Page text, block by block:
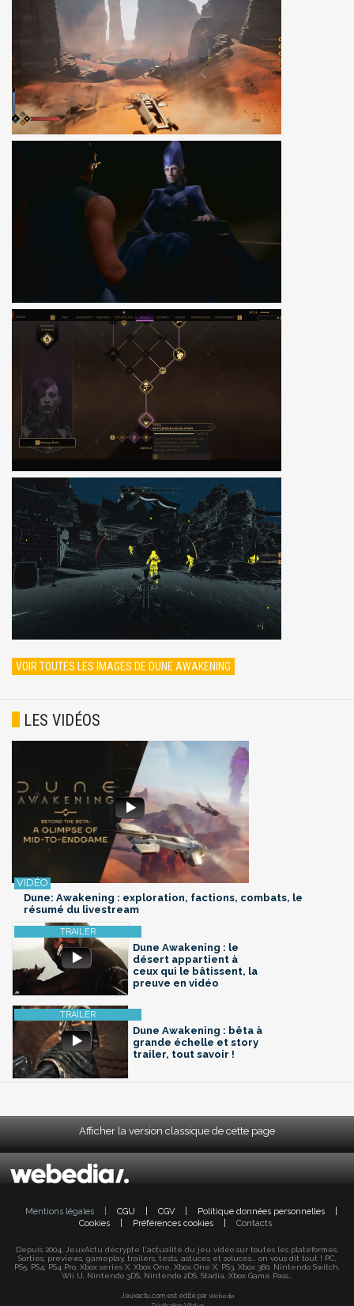
VOIR TOUTES LES IMAGES DE DUNE AWAKENING
LES VIDÉOS
Dune: Awakening : exploration, factions, combats, le
résumé du livestream
Dune Awakening : le
désert appartient à
ceux qui le bâtissent, la
preuve en vidéo
Dune Awakening : bêta à
grande échelle et story
trailer, tout savoir !
Afficher la version classique de cette page
Mentions légales CGU CGV Politique données personnelles
Cookies
Préférences cookies Contacts
Depuis 2004, JeuxActu décrypte l'actualité du jeu vidéo sur toutes les plateformes.
Sorties, previews, gameplay, trailers, tests, astuces et soluces... on vous dit tout ! PC,
PS5, PS4, PS4 Pro, Xbox series X, Xbox One, Xbox One X, PS3, Xbox 360, Nintendo Switch,
Wii U, Nintendo 3DS, Nintendo 2DS, Stadia, Xbox Game Pass...
Jeuxactu.com est édité par Webedia